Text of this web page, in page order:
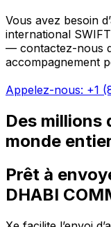
Vous avez besoin
international
— contactez-nous
accompagnement
Appelez-nous: +1
Des millions
monde
Prêt à
DHABI